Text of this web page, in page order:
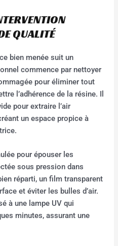
QUALITÉ
bien menée suit un
commence par nettoyer
pour éliminer tout
l’adhérence de la résine. Il
pour extraire l’air
un espace propice à
pour épouser les
sous pression dans
réparti, un film transparent
et éviter les bulles d’air.
à une lampe UV qui
minutes, assurant une